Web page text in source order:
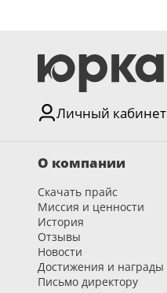
Личный кабинет
О компании
Скачать прайс
Миссия и ценности
История
Отзывы
Новости
Достижения и награды
Письмо директору
Бежевый
Капучино
Черный
Шоколад
Сливки